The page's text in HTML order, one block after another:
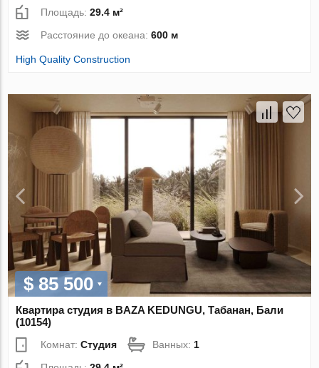
Площадь:29.4 м²
Расстояние до океана:600 м
High Quality Construction
$ 85 500
Квартира студия в BAZA KEDUNGU, Табанан, Бали
(10154)
Комнат:Студия Ванных: 1